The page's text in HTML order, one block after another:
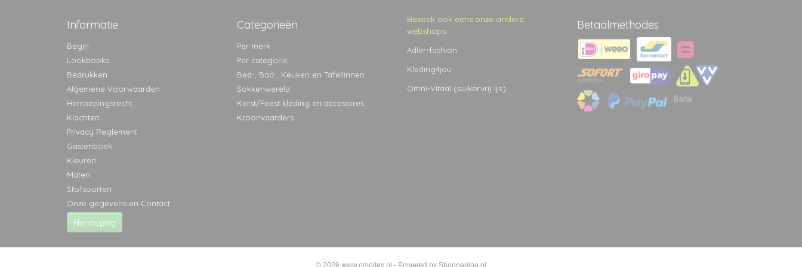
Informatie
Begin
Lookbooks
Bedrukken
Algemene Voorwaarden
Herroepingsrecht
Klachten
Privacy Reglement
Gastenboek
Kleuren
Maten
Stofsoorten
Onze gegevens en Contact
Herroeping
Categorieën
Per merk
Per categorie
Bed-, Bad-, Keuken en Tafellinnen
Sokkenwereld
Kerst/Feest kleding en accesoires
Kroonvaarders
Bezoek ook eens onze andere
webshops:
Adler-fashion
Kleding4jou
Omni-Vitaal (suikervrij ijs)
Betaalmethodes
© 2026 www.omnitex.nl - Powered by Shoppagina.nl